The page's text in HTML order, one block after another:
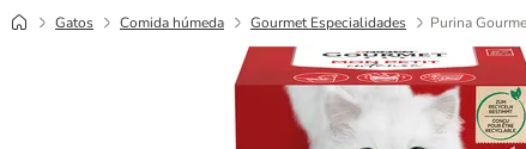
Gatos Comida húmeda Gourmet Especialidades
Purina